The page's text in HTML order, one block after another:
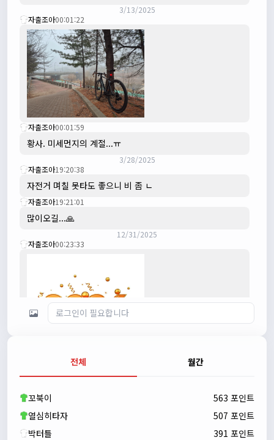
3/13/2025
자출조아00:01:22
자출조아00:01:59
황사. 미세먼지의 계절...ㅠ
3/28/2025
자출조아19:20:38
자전거 며칠 못타도 좋으니 비 좀 ㄴ
자출조아19:21:01
많이오길...🙏
12/31/2025
자출조아00:23:33
새해 복많이 받으세요!!
자출조아00:23:55
전체 월간
꼬북이
563 포인트
열심히타자
507 포인트
박터틀
391 포인트